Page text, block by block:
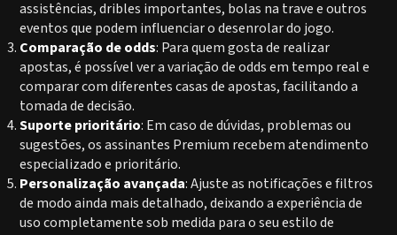
assistências, dribles importantes, bolas na trave e outros
eventos que podem influenciar o desenrolar do jogo.
Comparação de odds: Para quem gosta de realizar
apostas, é possível ver a variação de odds em tempo real e
comparar com diferentes casas de apostas, facilitando a
tomada de decisão.
Suporte prioritário: Em caso de dúvidas, problemas ou
sugestões, os assinantes Premium recebem atendimento
especializado e prioritário.
Personalização avançada: Ajuste as notificações e filtros
de modo ainda mais detalhado, deixando a experiência de
uso completamente sob medida para o seu estilo de